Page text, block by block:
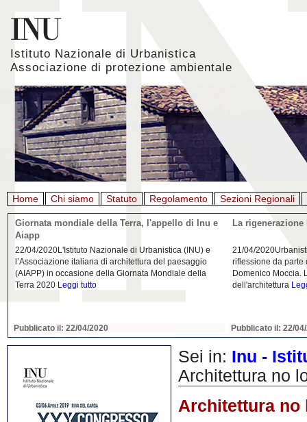
Istituto Nazionale di Urbanistica
Associazione di protezione ambientale
Home Chi siamo Statuto Regolamento Sezioni Regionali
Giornata mondiale della Terra, l'appello di Inu e
Aiapp
22/04/2020L'Istituto Nazionale di Urbanistica (INU) e
l’Associazione italiana di architettura del paesaggio
(AIAPP) in occasione della Giornata Mondiale della
Terra 2020 Leggi tutto
Pubblicato il: 22/04/2020
La
21/04/
riflessione da parte
Domenico Moccia.
dell'architettura
Pubblicato il: 22/
Sei in: Inu -
Architettura no
Architettura no